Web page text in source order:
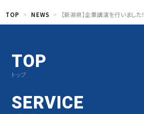
TOP NEWS 【新潟県】企業講演を行いました！
TOP
トップ
SERVICE